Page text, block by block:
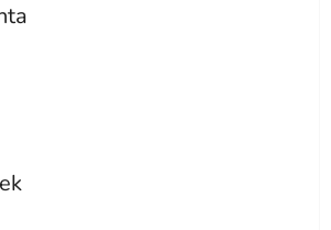
je 5 z 5 hvězdiček.
je 5 z 5 hvězdiček.
je 5 z 5 hvězdiček.